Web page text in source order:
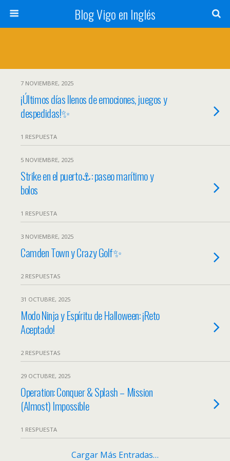
Blog Vigo en Inglés
7 NOVIEMBRE, 2025
¡Últimos días llenos de emociones, juegos y
despedidas!✨
1 RESPUESTA
5 NOVIEMBRE, 2025
Strike en el puerto⚓: paseo marítimo y
bolos
1 RESPUESTA
3 NOVIEMBRE, 2025
Camden Town y Crazy Golf✨
2 RESPUESTAS
31 OCTUBRE, 2025
Modo Ninja y Espíritu de Halloween: ¡Reto
Aceptado!
2 RESPUESTAS
29 OCTUBRE, 2025
Operation: Conquer & Splash – Mission
(Almost) Impossible
1 RESPUESTA
Cargar Más Entradas…